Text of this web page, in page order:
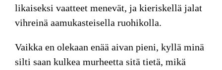
likaiseksi vaatteet menevät, ja kieriskellä jalat
vihreinä aamukasteisella ruohikolla.
Vaikka en olekaan enää aivan pieni, kyllä minä
silti saan kulkea murheetta sitä tietä, mikä